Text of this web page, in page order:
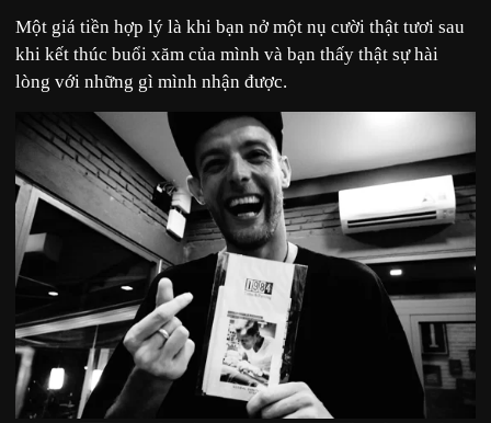
Một giá tiền hợp lý là khi bạn nở một nụ cười thật tươi sau
khi kết thúc buổi xăm của mình và bạn thấy thật sự hài
lòng với những gì mình nhận được.